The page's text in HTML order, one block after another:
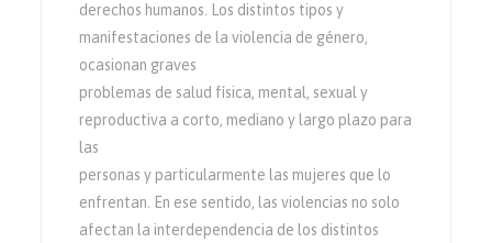
derechos humanos. Los distintos tipos y
manifestaciones de la violencia de género,
ocasionan graves
problemas de salud física, mental, sexual y
reproductiva a corto, mediano y largo plazo para
las
personas y particularmente las mujeres que lo
enfrentan. En ese sentido, las violencias no solo
afectan la interdependencia de los distintos